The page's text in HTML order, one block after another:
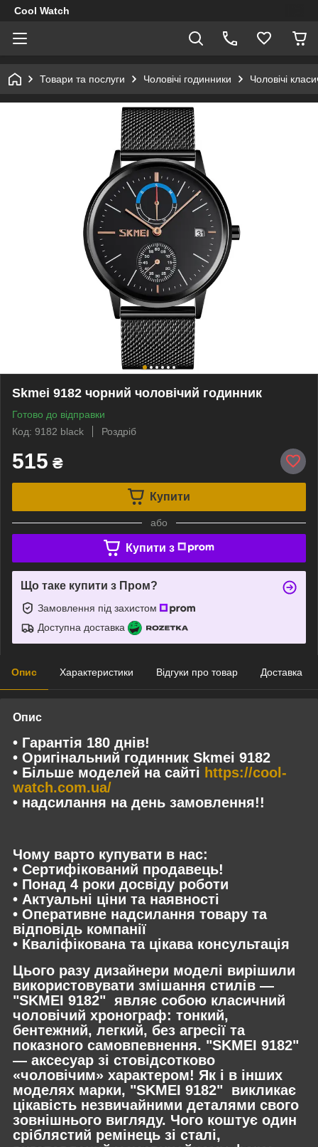
Cool Watch
Товари та послуги Чоловічі годинники Чоловічі
Skmei 9182 чорний чоловічий годинник
Готово до відправки
Код: 9182 black
Роздріб
515 ₴
Купити
або
Купити з
Що таке купити з Пром?
Замовлення під захистом
Доступна доставка
Опис Характеристики Відгуки про товар Доставка
Опис
• Гарантія 180 днів!
• Оригінальний годинник Skmei 9182
• Більше моделей на сайті https://cool-
watch.com.ua/
• надсилання на день замовлення!!
Чому варто купувати в нас:
• Сертифікований продавець!
• Понад 4 роки досвіду роботи
• Актуальні ціни та наявності
• Оперативне надсилання товару та
відповідь компанії
• Кваліфікована та цікава консультація
Цього разу дизайнери моделі вирішили
використовувати змішання стилів —
"SKMEI 9182" являє собою класичний
чоловічий хронограф: тонкий,
бентежний, легкий, без агресії та
показного самовпевнення. "SKMEI 9182"
— аксесуар зі стовідсотково
«чоловічим» характером! Як і в інших
моделях марки, "SKMEI 9182" викликає
цікавість незвичайними деталями свого
зовнішнього вигляду. Чого коштує один
сріблястий ремінець зі сталі,